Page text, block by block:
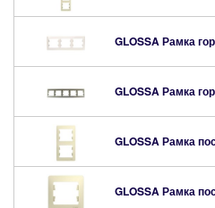
GLOSSA Рамка
GLOSSA Рамка
GLOSSA Рамка
GLOSSA Рамка